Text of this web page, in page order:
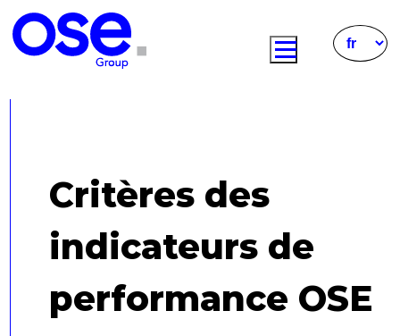
Critères des
indicateurs de
performance OSE